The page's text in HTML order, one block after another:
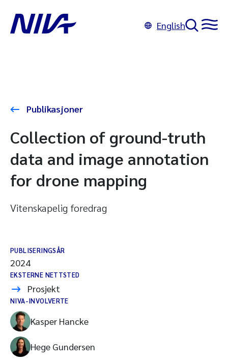
English
Publikasjoner
Collection of ground-truth
data and image annotation
for drone mapping
Vitenskapelig foredrag
PUBLISERINGSÅR
2024
EKSTERNE NETTSTED
Prosjekt
NIVA-INVOLVERTE
Kasper Hancke
Hege Gundersen